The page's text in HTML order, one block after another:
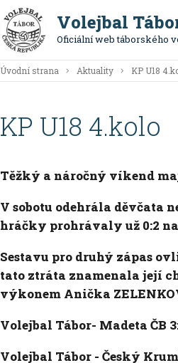
Volejbal
Oficiální web táborského
Úvodní strana Aktuality KP U18
KP U18 4.kolo
Těžký a náročný víkend
V sobotu odehrála děvčata
hráčky prohrávaly už 0:2
Sestavu pro druhý zápas
tato ztráta znamenala její
výkonem Anička
Volejbal Tábor- Madeta ČB
Volejbal Tábor - Český